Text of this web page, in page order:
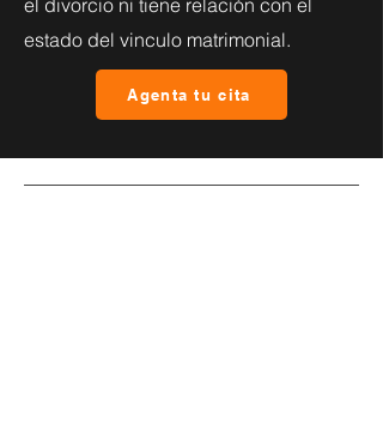
el divorcio ni tiene relación con el
estado del vinculo matrimonial.
Agenta tu cita